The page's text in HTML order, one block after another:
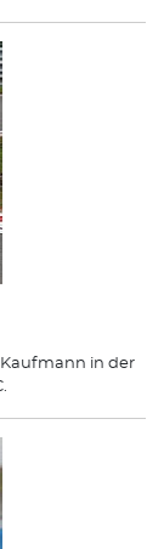
Kaufmann in der